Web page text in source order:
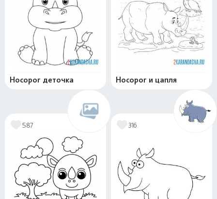
Носорог деточка Носорог и цапля
587 316